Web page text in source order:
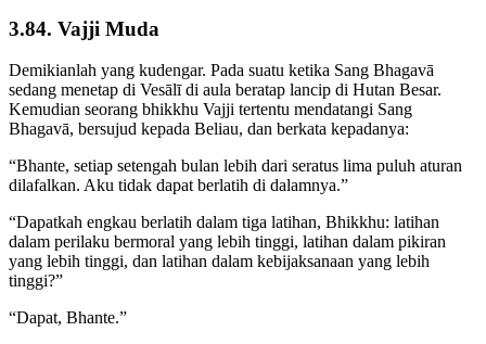
3.84. Vajji Muda
Demikianlah yang kudengar. Pada suatu ketika Sang Bhagavā
sedang menetap di Vesālī di aula beratap lancip di Hutan Besar.
Kemudian seorang bhikkhu Vajji tertentu mendatangi Sang
Bhagavā, bersujud kepada Beliau, dan berkata kepadanya:
“Bhante, setiap setengah bulan lebih dari seratus lima puluh aturan
dilafalkan. Aku tidak dapat berlatih di dalamnya.”
“Dapatkah engkau berlatih dalam tiga latihan, Bhikkhu: latihan
dalam perilaku bermoral yang lebih tinggi, latihan dalam pikiran
yang lebih tinggi, dan latihan dalam kebijaksanaan yang lebih
tinggi?”
“Dapat, Bhante.”